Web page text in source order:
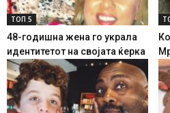
ТОП 5
48-годишна жена го украла
идентитетот на својата ќерка